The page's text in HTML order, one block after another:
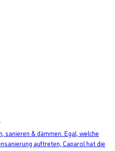
sanieren & dämmen. Egal, welche
auftreten, Caparol hat die